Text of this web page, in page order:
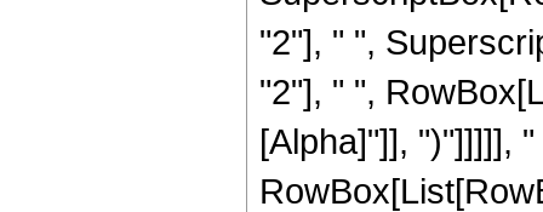
"2"], " ",
"2"], " ",
[Alpha]"]], ")"]]]]],